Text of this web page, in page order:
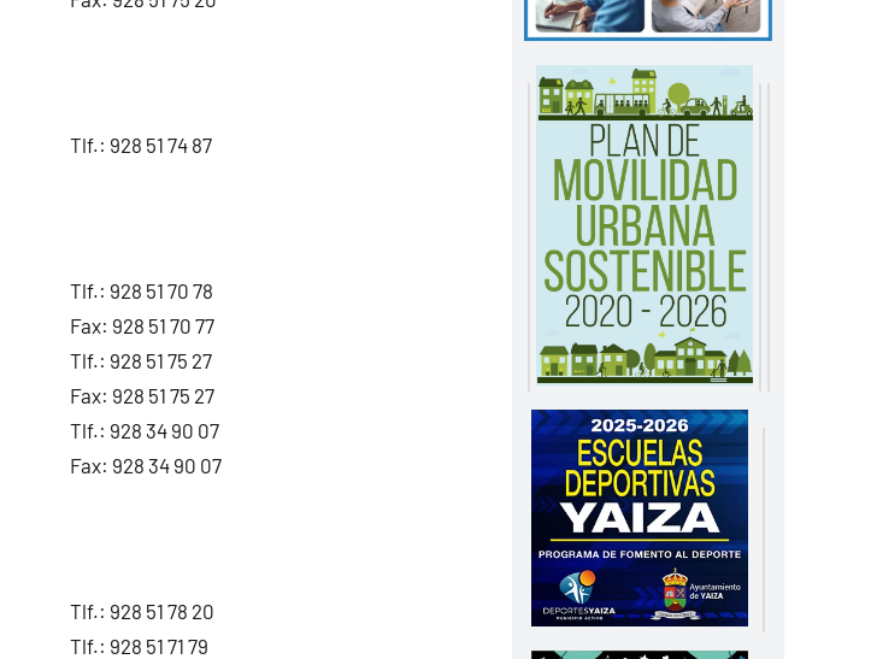
Tlf.: 928 51 74 87
Tlf.: 928 51 70 78
Fax: 928 51 70 77
Tlf.: 928 51 75 27
Fax: 928 51 75 27
Tlf.: 928 34 90 07
Fax: 928 34 90 07
Tlf.: 928 51 78 20
Tlf.: 928 51 71 79